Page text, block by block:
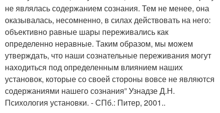
не являлась содержанием сознания. Тем не менее, она
оказывалась, несомненно, в силах действовать на него:
объективно равные шары переживались как
определенно неравные. Таким образом, мы можем
утверждать, что наши сознательные переживания могут
находиться под определенным влиянием наших
установок, которые со своей стороны вовсе не являются
содержаниями нашего сознания” Узнадзе Д.Н.
Психология установки. - СПб.: Питер, 2001..